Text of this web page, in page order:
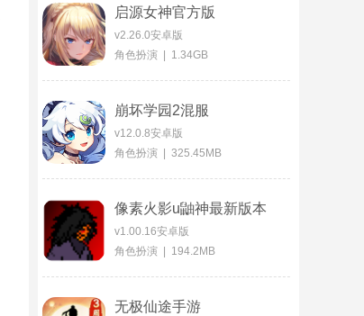
启源女神官方版
v2.26.0安卓版
角色扮演 | 1.34GB
崩坏学园2混服
v12.0.8安卓版
角色扮演 | 325.45MB
像素火影u鼬神最新版本
v1.00.16安卓版
角色扮演 | 194.2MB
无极仙途手游